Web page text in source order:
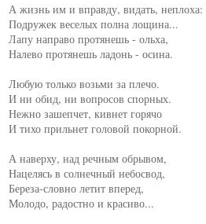
А жизнь им и вправду, видать, неплоха:
Подружек веселых полна лощина...
Лапу направо протянешь - ольха,
Налево протянешь ладонь - осина.
Любую только возьми за плечо.
И ни обид, ни вопросов спорных.
Нежно зашепчет, кивнет горячо
И тихо прильнет головой покорной.
А наверху, над речным обрывом,
Нацелясь в солнечный небосвод,
Береза-словно летит вперед,
Молодо, радостно и красиво...